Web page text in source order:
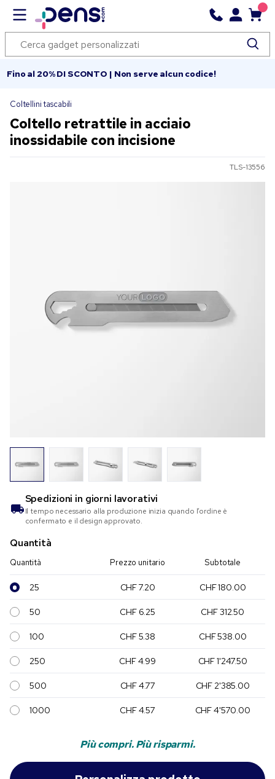
Fino al 20% DI SCONTO | Non serve alcun codice!
Coltellini tascabili
Coltello retrattile in acciaio
inossidabile con incisione
TLS-13556
Spedizioni in giorni lavorativi
Il tempo necessario alla produzione inizia quando l’ordine è
confermato e il design approvato.
Quantità
Quantità Prezzo unitario Subtotale
25 CHF 7.20 CHF 180.00
50 CHF 6.25 CHF 312.50
100 CHF 5.38 CHF 538.00
250 CHF 4.99 CHF 1'247.50
500 CHF 4.77 CHF 2'385.00
1000 CHF 4.57 CHF 4'570.00
Più compri. Più risparmi.